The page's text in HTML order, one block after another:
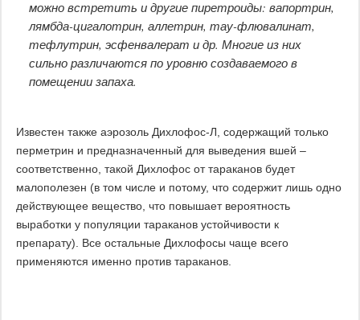
можно встретить и другие пиретроиды: вапортрин,
лямбда-цигалотрин, аллетрин, тау-флювалинат,
тефлутрин, эсфенвалерат и др. Многие из них
сильно различаются по уровню создаваемого в
помещении запаха.
Известен также аэрозоль Дихлофос-Л, содержащий только
перметрин и предназначенный для выведения вшей –
соответственно, такой Дихлофос от тараканов будет
малополезен (в том числе и потому, что содержит лишь одно
действующее вещество, что повышает вероятность
выработки у популяции тараканов устойчивости к
препарату). Все остальные Дихлофосы чаще всего
применяются именно против тараканов.